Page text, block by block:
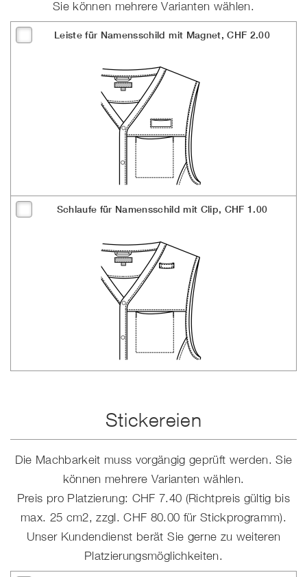
Sie können mehrere Varianten wählen.
Leiste für Namensschild mit Magnet, CHF 2.00
Schlaufe für Namensschild mit Clip, CHF 1.00
Stickereien
Die Machbarkeit muss vorgängig geprüft werden. Sie
können mehrere Varianten wählen.
Preis pro Platzierung: CHF 7.40 (Richtpreis gültig bis
max. 25 cm2, zzgl. CHF 80.00 für Stickprogramm).
Unser Kundendienst berät Sie gerne zu weiteren
Platzierungsmöglichkeiten.